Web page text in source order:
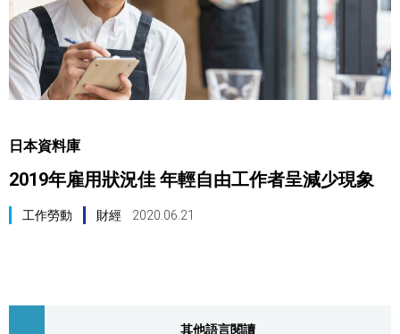
Español
深度報導
新聞
視覺日本
日本資料庫
2019年雇用狀況佳 年輕自由工作者呈減少現象
工作勞動 財經 2020.06.21
其他語言閱讀